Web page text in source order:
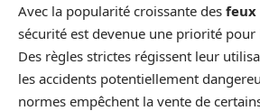
Avec la popularité croissante des feux
sécurité est devenue une priorité pour
Des règles strictes régissent leur
les accidents potentiellement
normes empêchent la vente de